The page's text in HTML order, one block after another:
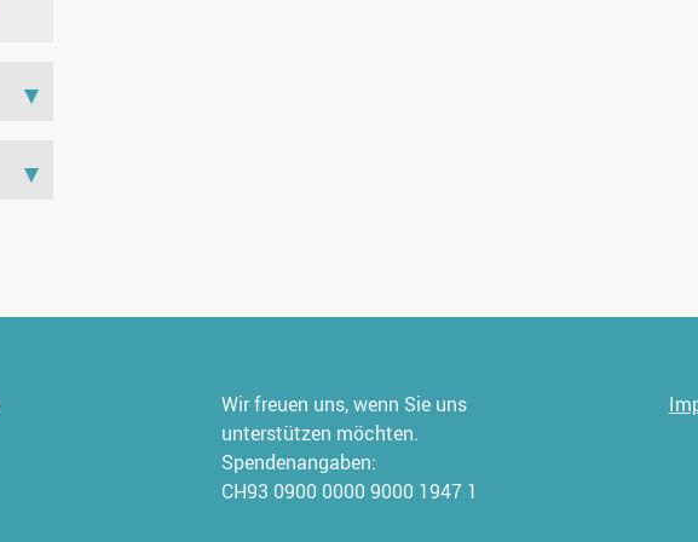
Wir freuen uns, wenn Sie uns
unterstützen möchten.
Spendenangaben:
CH93 0900 0000 9000 1947 1